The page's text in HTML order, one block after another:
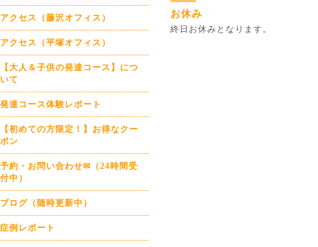
お休み
終日お休みとなります。
アクセス（藤沢オフィス）
アクセス（平塚オフィス）
【大人＆子供の発達コース】につ
いて
発達コース体験レポート
【初めての方限定！】お得なクー
ポン
予約・お問い合わせ✉（24時間受
付中）
ブログ（随時更新中）
症例レポート